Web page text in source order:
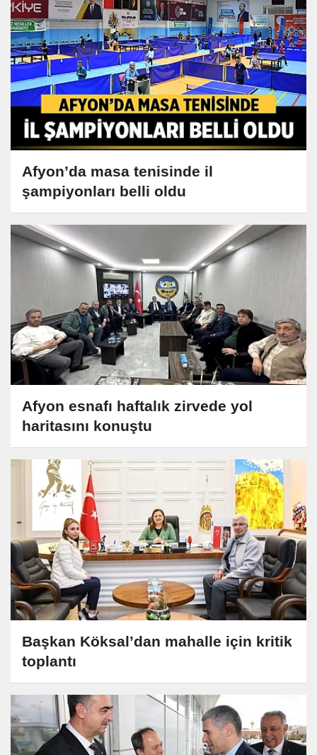
Afyon’da masa tenisinde il
şampiyonları belli oldu
Afyon esnafı haftalık zirvede yol
haritasını konuştu
Başkan Köksal’dan mahalle için kritik
toplantı